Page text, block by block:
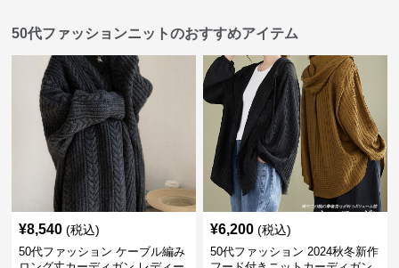
50代ファッションニットのおすすめアイテム
¥8,540 (税込)
50代ファッション ケーブル編み
¥6,200 (税込)
50代ファッション 2024秋冬新作